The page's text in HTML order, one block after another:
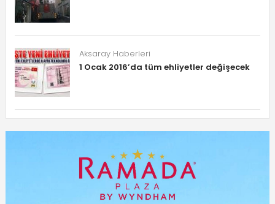
Aksaray Haberleri
1 Ocak 2016’da tüm ehliyetler değişecek